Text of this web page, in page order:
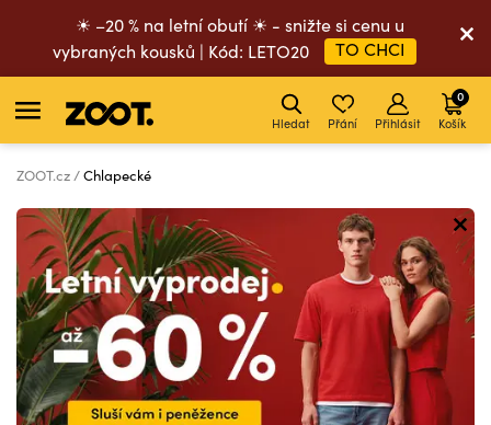
☀ –20 % na letní obutí ☀ - snižte si cenu u
vybraných kousků | Kód: LETO20
TO CHCI
Hledat Přání Přihlásit Košík
0
ZOOT.cz Chlapecké